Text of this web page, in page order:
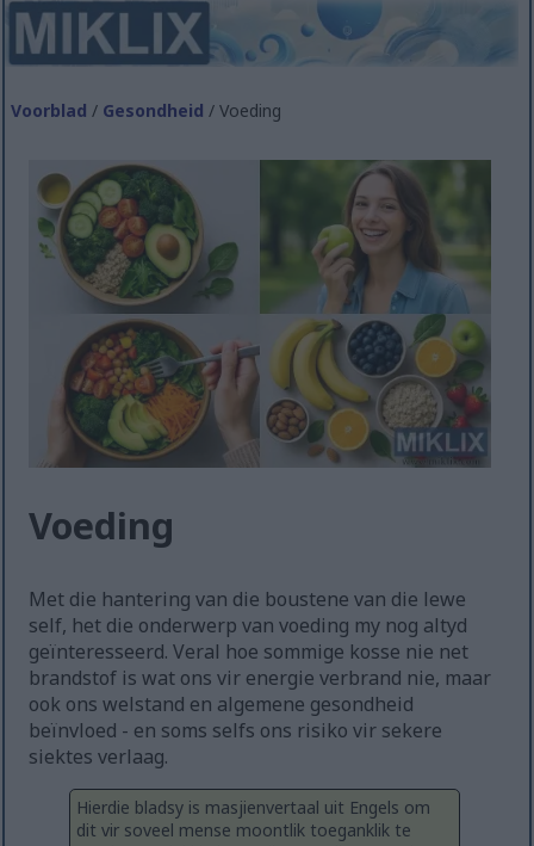
Voorblad / Gesondheid / Voeding
Voeding
Met die hantering van die boustene van die lewe
self, het die onderwerp van voeding my nog altyd
geïnteresseerd. Veral hoe sommige kosse nie net
brandstof is wat ons vir energie verbrand nie, maar
ook ons ​​welstand en algemene gesondheid
beïnvloed - en soms selfs ons risiko vir sekere
siektes verlaag.
Hierdie bladsy is masjienvertaal uit Engels om
dit vir soveel mense moontlik toeganklik te